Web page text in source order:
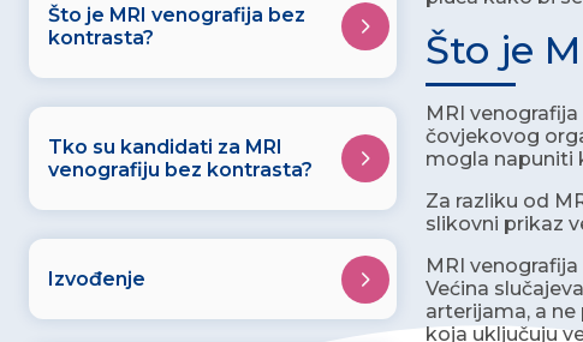
Što je MRI venografija bez
kontrasta?
Tko su kandidati za MRI
venografiju bez kontrasta?
Izvođenje
Što je
MRI
čovjekovog
mogla napuniti
Za razliku od
slikovni prikaz
MRI
Većina
arterijama, a
koja uključuju